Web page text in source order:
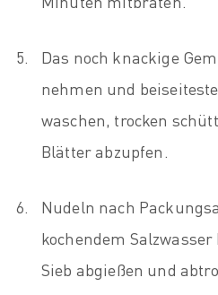
Das noch knackige
nehmen und
waschen, trocken
Blätter abzupfen.
Nudeln nach
kochendem
Sieb abgießen und